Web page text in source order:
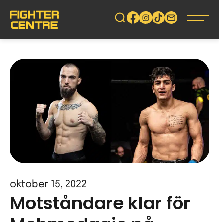
vidare
oktober 15, 2022
Motståndare klar för